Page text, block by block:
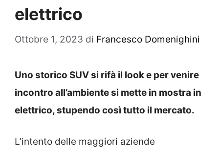
elettrico
Ottobre 1, 2023 di Francesco Domenighini
Uno storico SUV si rifà il look e per venire
incontro all’ambiente si mette in mostra in
elettrico, stupendo così tutto il mercato.
L’intento delle maggiori aziende